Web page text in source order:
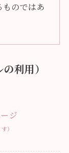
のではあ
利用）
ジ
）